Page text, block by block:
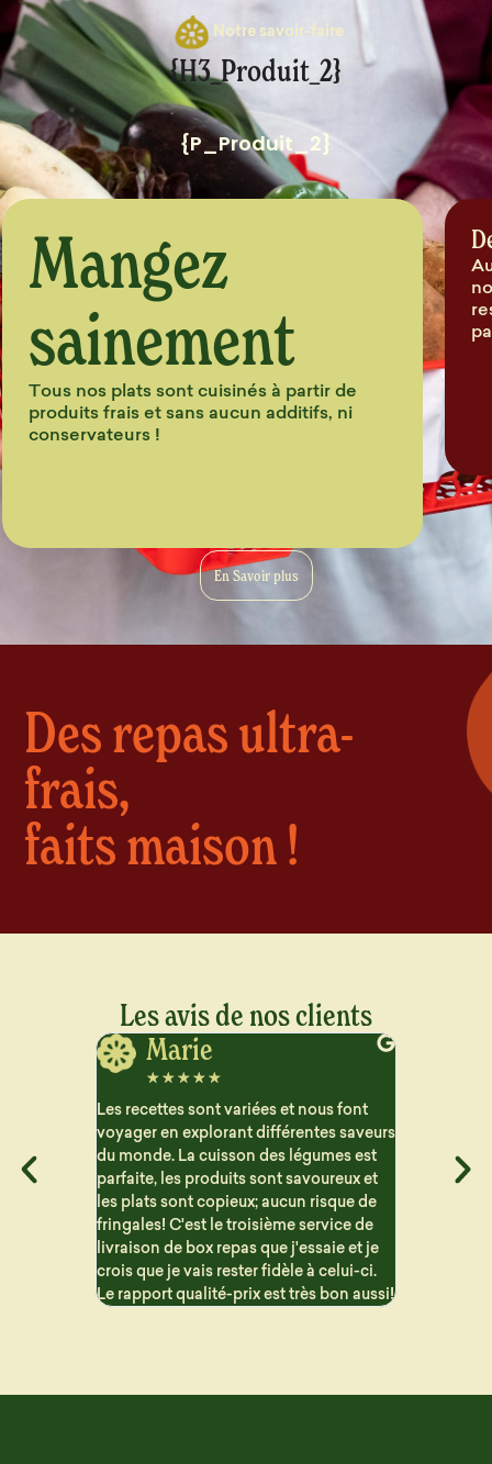
Notre savoir-faire
{H3_Produit_2}
{P_Produit_2}
Mangez
sainement
Tous nos plats sont cuisinés à partir de
produits frais et sans aucun additifs, ni
conservateurs !
En Savoir plus
Des repas ultra-
frais,
faits maison !
Les avis de nos clients
est
et
Jerome
☆☆☆☆☆
Vraiment satisfait des plats que je reçois
pour le semaine. Beaucoup de choix et
les repas sont bien détaillé pour suivre
les macros. Les portions sont généreuse
et c'est vraiment bon !! Problème de
livraison mais qui n'est en aucun cas la
faute de Dailycieux. Je recommande